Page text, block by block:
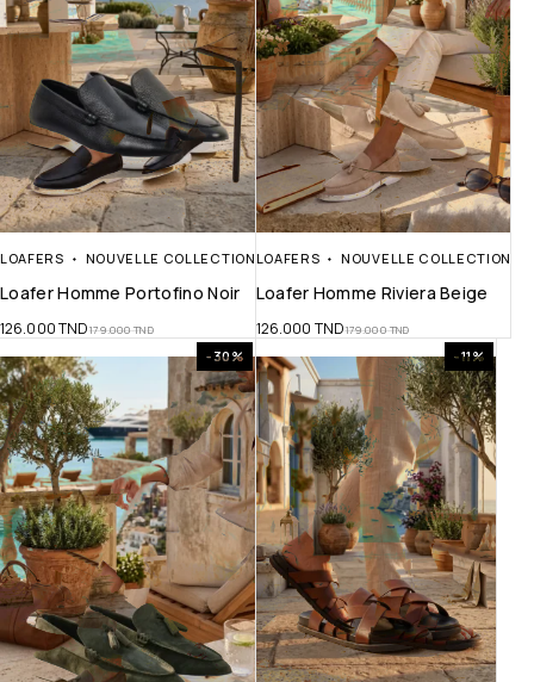
LOAFERS NOUVELLE COLLECTION
Loafer Homme Portofino Noir
179.000TND
126.000TND
LOAFERS NOUVELLE COLLECTION
Loafer Homme Riviera Beige
179.000TND
126.000 TND
-30% -11%